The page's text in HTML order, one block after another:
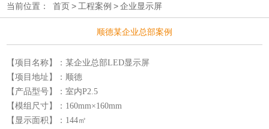
当前位置： 首页> 工程案例 >企业显示屏
顺德某企业总部案例
【项目名称】：某企业总部LED显示屏
【项目地址】：顺德
【产品型号】：室内P2.5
【模组尺寸】： 160mm×160mm
【显示面积】：144㎡